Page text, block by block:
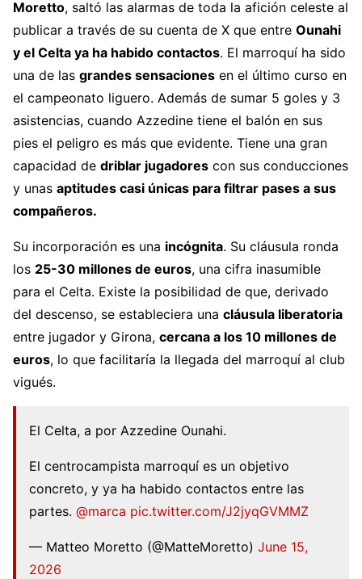
Moretto, saltó las alarmas de toda la afición celeste al
publicar a través de su cuenta de X que entre Ounahi
y el Celta ya ha habido contactos. El marroquí ha sido
una de las grandes sensaciones en el último curso en
el campeonato liguero. Además de sumar 5 goles y 3
asistencias, cuando Azzedine tiene el balón en sus
pies el peligro es más que evidente. Tiene una gran
capacidad de driblar jugadores con sus conducciones
y unas aptitudes casi únicas para filtrar pases a sus
compañeros.
Su incorporación es una incógnita. Su cláusula ronda
los 25-30 millones de euros, una cifra inasumible
para el Celta. Existe la posibilidad de que, derivado
del descenso, se estableciera una cláusula liberatoria
entre jugador y Girona, cercana a los 10 millones de
euros, lo que facilitaría la llegada del marroquí al club
vigués.
El Celta, a por Azzedine Ounahi.
El centrocampista marroquí es un objetivo
concreto, y ya ha habido contactos entre las
partes. @marca pic.twitter.com/J2jyqGVMMZ
— Matteo Moretto (@MatteMoretto) June 15,
2026